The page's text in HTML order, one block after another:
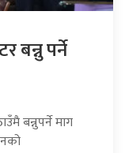
बन्नु पर्ने
बन्नुपर्ने माग